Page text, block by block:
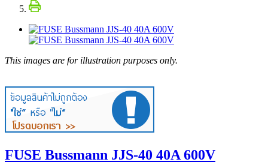
This images are for illustration purposes only.
FUSE Bussmann JJS-40 40A 600V